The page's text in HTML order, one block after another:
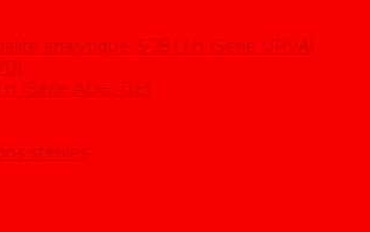
analytique, 5-25 l / h (Série UPVA)
(Série ADE, DE)
stériles